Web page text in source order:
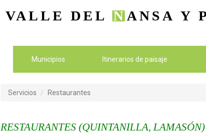
VALLE DEL NANSA Y
Municipios Itinerarios de paisaje
Servicios Restaurantes
RESTAURANTES (QUINTANILLA, LAMASÓN)